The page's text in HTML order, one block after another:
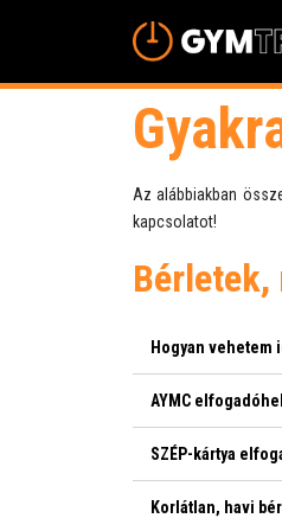
Az alábbiakban
kapcsolatot!
Bérletek,
Hogyan vehetem
AYMC
SZÉP-kártya
Korlátlan, havi